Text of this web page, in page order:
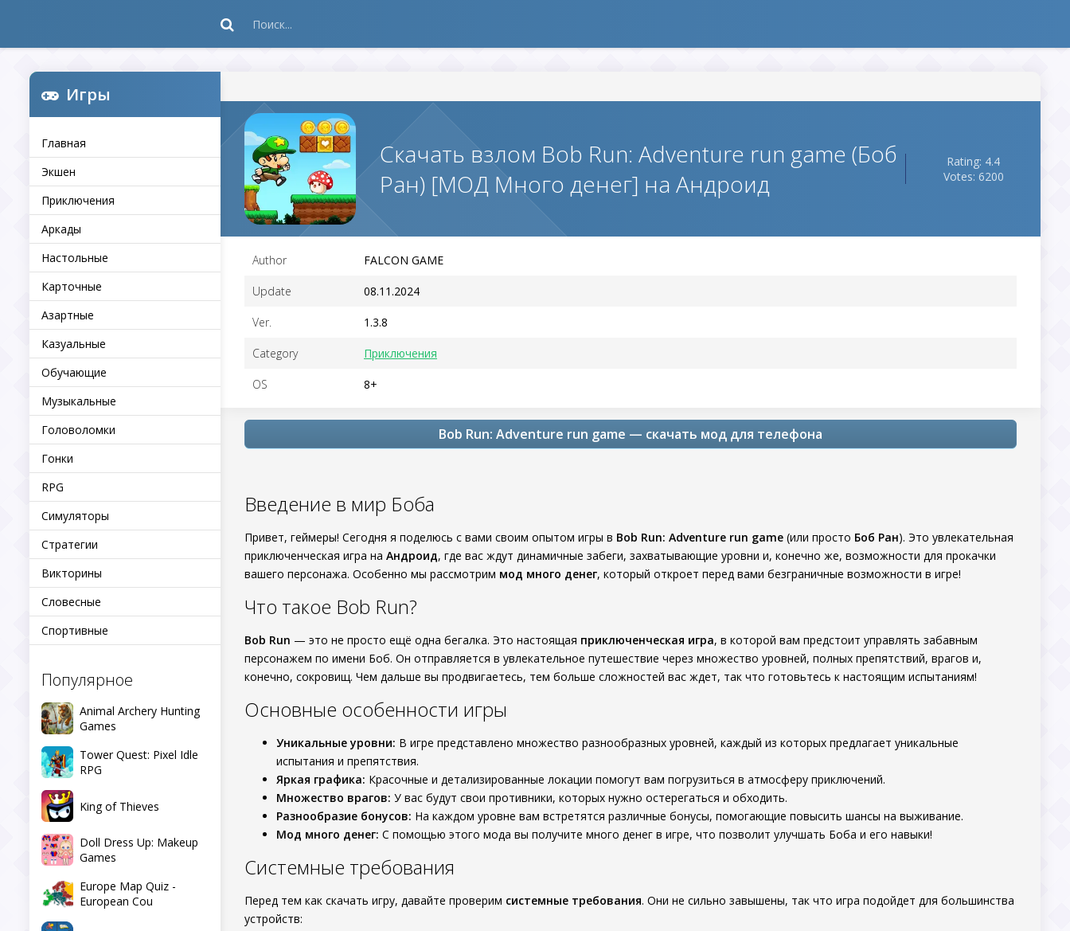
Игры
Главная
Экшен
Приключения
Аркады
Настольные
Карточные
Азартные
Казуальные
Обучающие
Музыкальные
Головоломки
Гонки
RPG
Симуляторы
Стратегии
Викторины
Словесные
Спортивные
Популярное
Animal Archery Hunting
Games
Tower Quest: Pixel Idle
RPG
King of Thieves
Doll Dress Up: Makeup
Games
Europe Map Quiz -
European Cou
Скачать взлом Bob Run: Adventure run game (Боб
Ран) [МОД Много денег] на Андроид
Rating: 4.4
Votes: 6200
Author FALCON GAME
Update 08.11.2024
Ver. 1.3.8
Category Приключения
OS 8+
Bob Run: Adventure run game — скачать мод для телефона
Введение в мир Боба
Привет, геймеры! Сегодня я поделюсь с вами своим опытом игры в Bob Run: Adventure run game (или просто Боб Ран). Это увлекательная
приключенческая игра на Андроид, где вас ждут динамичные забеги, захватывающие уровни и, конечно же, возможности для прокачки
вашего персонажа. Особенно мы рассмотрим мод много денег, который откроет перед вами безграничные возможности в игре!
Что такое Bob Run?
Bob Run — это не просто ещё одна бегалка. Это настоящая приключенческая игра, в которой вам предстоит управлять забавным
персонажем по имени Боб. Он отправляется в увлекательное путешествие через множество уровней, полных препятствий, врагов и,
конечно, сокровищ. Чем дальше вы продвигаетесь, тем больше сложностей вас ждет, так что готовьтесь к настоящим испытаниям!
Основные особенности игры
Уникальные уровни: В игре представлено множество разнообразных уровней, каждый из которых предлагает уникальные
испытания и препятствия.
Яркая графика: Красочные и детализированные локации помогут вам погрузиться в атмосферу приключений.
Множество врагов: У вас будут свои противники, которых нужно остерегаться и обходить.
Разнообразие бонусов: На каждом уровне вам встретятся различные бонусы, помогающие повысить шансы на выживание.
Мод много денег: С помощью этого мода вы получите много денег в игре, что позволит улучшать Боба и его навыки!
Системные требования
Перед тем как скачать игру, давайте проверим системные требования. Они не сильно завышены, так что игра подойдет для большинства
устройств: